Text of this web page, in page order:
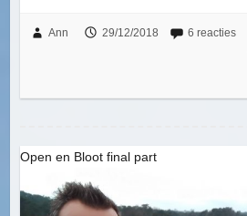
Ann 29/12/2018 6 reacties
Open en Bloot final part